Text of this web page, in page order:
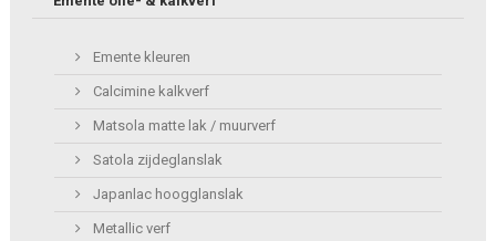
Emente kleuren
Calcimine kalkverf
Matsola matte lak / muurverf
Satola zijdeglanslak
Japanlac hoogglanslak
Metallic verf